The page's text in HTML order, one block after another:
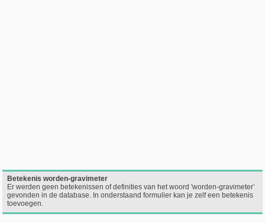
Betekenis worden-gravimeter
Er werden geen betekenissen of definities van het woord 'worden-gravimeter’
gevonden in de database. In onderstaand formulier kan je zelf een betekenis
toevoegen.